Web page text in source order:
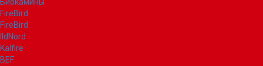
FireBird
FireBird
IldNord
Kalfire
BEF